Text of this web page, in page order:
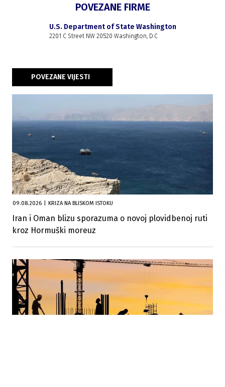
POVEZANE FIRME
U.S. Department of State Washington
2201 C Street NW 20520 Washington, D.C
POVEZANE VIJESTI
09.08.2026 KRIZA NA BLISKOM ISTOKU
Iran i Oman blizu sporazuma o novoj plovidbenoj ruti
kroz Hormuški moreuz